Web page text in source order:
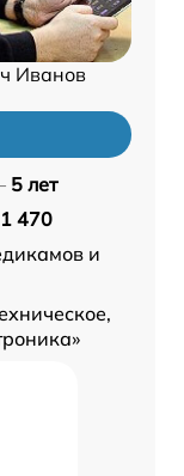
Иванов
5 лет
1 470
и